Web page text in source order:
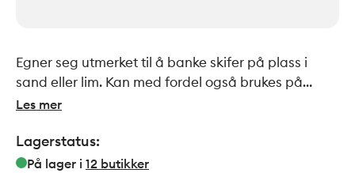
Egner seg utmerket til å banke skifer på plass i
sand eller lim. Kan med fordel også brukes på
belegningsstein, kantstein, mm.
Les mer
Lagerstatus:
På lager i 12 butikker